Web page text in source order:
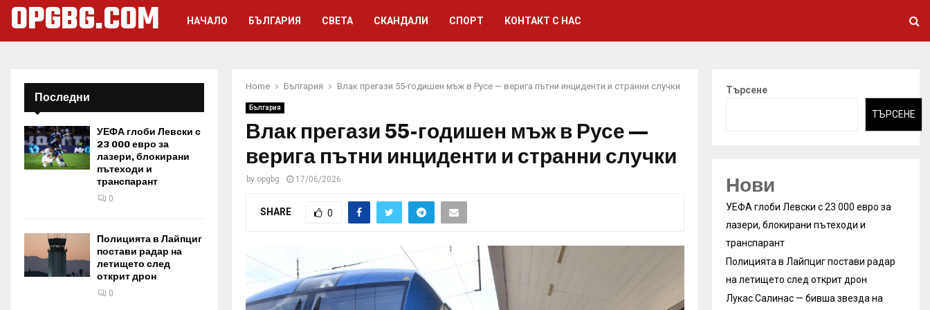
OPGBG.COM НАЧАЛО БЪЛГАРИЯ СВЕТА СКАНДАЛИ СПОРТ КОНТАКТ С НАС
Home България Влак прегази 55-годишен мъж в Русе — верига пътни инциденти и странни случки
България
Влак прегази 55-годишен мъж в Русе —
верига пътни инциденти и странни случки
by opgbg 17/06/2026
SHARE 0
Последни
УЕФА глоби Левски с
23 000 евро за
лазери, блокирани
пътеходи и
транспарант
0
Полицията в Лайпциг
постави радар на
летището след
открит дрон
0
Търсене
ТЪРСЕНЕ
Нови
УЕФА глоби Левски с 23 000 евро за
лазери, блокирани пътеходи и
транспарант
Полицията в Лайпциг постави радар
на летището след открит дрон
Лукас Салинас — бивша звезда на